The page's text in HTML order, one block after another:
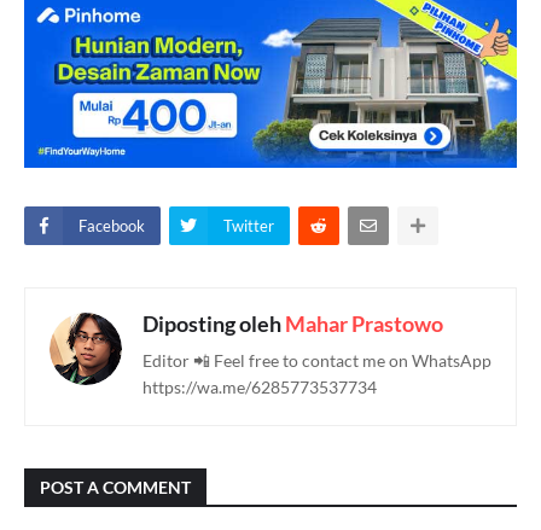
Facebook Twitter
Diposting olehMahar Prastowo
Editor 📲 Feel free to contact me on WhatsApp
https://wa.me/6285773537734
POST A COMMENT